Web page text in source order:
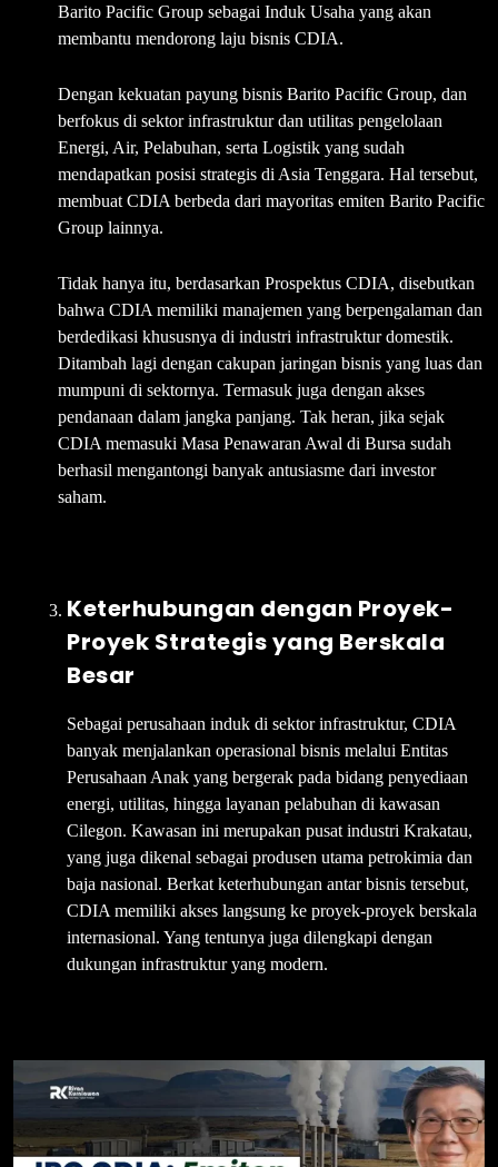
Barito Pacific Group sebagai Induk Usaha yang akan
membantu mendorong laju bisnis CDIA.
Dengan kekuatan payung bisnis Barito Pacific Group, dan
berfokus di sektor infrastruktur dan utilitas pengelolaan
Energi, Air, Pelabuhan, serta Logistik yang sudah
mendapatkan posisi strategis di Asia Tenggara. Hal tersebut,
membuat CDIA berbeda dari mayoritas emiten Barito Pacific
Group lainnya.
Tidak hanya itu, berdasarkan Prospektus CDIA, disebutkan
bahwa CDIA memiliki manajemen yang berpengalaman dan
berdedikasi khususnya di industri infrastruktur domestik.
Ditambah lagi dengan cakupan jaringan bisnis yang luas dan
mumpuni di sektornya. Termasuk juga dengan akses
pendanaan dalam jangka panjang. Tak heran, jika sejak
CDIA memasuki Masa Penawaran Awal di Bursa sudah
berhasil mengantongi banyak antusiasme dari investor
saham.
Keterhubungan dengan Proyek-
Proyek Strategis yang Berskala
Besar
Sebagai perusahaan induk di sektor infrastruktur, CDIA
banyak menjalankan operasional bisnis melalui Entitas
Perusahaan Anak yang bergerak pada bidang penyediaan
energi, utilitas, hingga layanan pelabuhan di kawasan
Cilegon. Kawasan ini merupakan pusat industri Krakatau,
yang juga dikenal sebagai produsen utama petrokimia dan
baja nasional. Berkat keterhubungan antar bisnis tersebut,
CDIA memiliki akses langsung ke proyek-proyek berskala
internasional. Yang tentunya juga dilengkapi dengan
dukungan infrastruktur yang modern.